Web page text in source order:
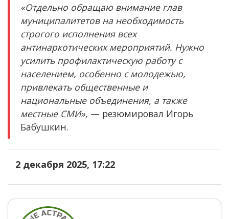
«Отдельно обращаю внимание глав
муниципалитетов на необходимость
строгого исполнения всех
антинаркотических мероприятий. Нужно
усилить профилактическую работу с
населением, особенно с молодежью,
привлекать общественные и
национальные объединения, а также
местные СМИ», — резюмировал Игорь
Бабушкин.
2 декабря 2025, 17:22